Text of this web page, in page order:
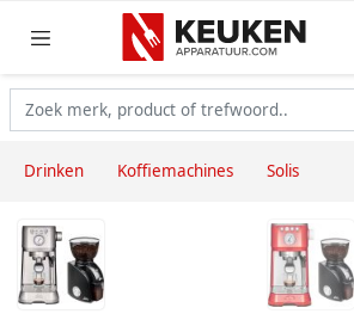
Drinken Koffiemachines Solis